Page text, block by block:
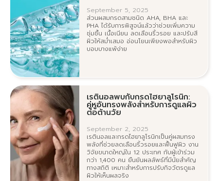
September 5, 2025
ส่วนผสมกรดสามชนิด AHA, BHA และ
PHA ได้รับการพิสูจน์แล้วว่าช่วยเพิ่มความ
ชุ่มชื้น เนื้อเนียน ลดเลือนริ้วรอย และปรับสี
ผิวให้สม่ำเสมอ อ่อนโยนเพียงพอสำหรับผิว
บอบบางแพ้ง่าย
เรตินอลพบกับกรดไฮยาลูโรนิก:
คู่หูอันทรงพลังสำหรับการดูแลผิว
ต่อต้านวัย
September 2, 2025
เรตินอลและกรดไฮยาลูโรนิกเป็นคู่ผสมทรง
พลังที่ช่วยลดเลือนริ้วรอยและฟื้นฟูผิว งาน
วิจัยขนาดใหญ่ใน 12 ประเทศ กับผู้เข้าร่วม
กว่า 1,400 คน ยืนยันผลลัพธ์ที่มีนัยสำคัญ
ทางสถิติ เหมาะสำหรับการปรับกิจวัตรดูแล
ผิวให้เห็นผลจริง